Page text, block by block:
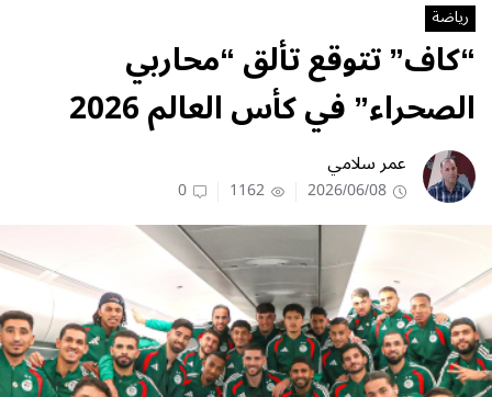
رياضة
“كاف” تتوقع تألق “محاربي
الصحراء” في كأس العالم 2026
عمر سلامي
2026/06/08
1162
0